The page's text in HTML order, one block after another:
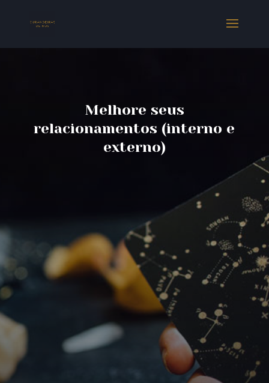
Melhore seus
relacionamentos (interno e
externo)